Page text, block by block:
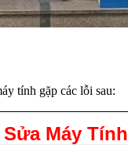
tính gặp các lỗi sau:
Máy Tính